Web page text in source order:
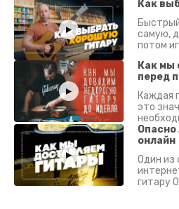
Как
самую,
потом
Как мы
перед
Каждая
это
Опасно
онлайн
Один из
гитару